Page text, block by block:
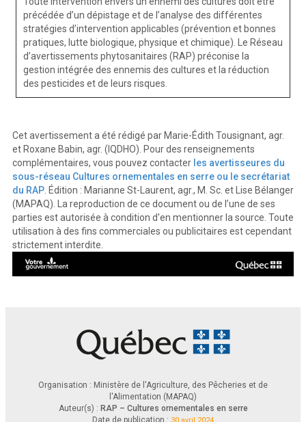
précédée d’un dépistage et de l’analyse des différentes
stratégies d’intervention applicables (prévention et bonnes
pratiques, lutte biologique, physique et chimique). Le Réseau
d’avertissements phytosanitaires (RAP) préconise la
gestion intégrée des ennemis des cultures et la réduction
des pesticides et de leurs risques.
Cet avertissement a été rédigé par Marie-Édith Tousignant, agr.
et Roxane Babin, agr. (IQDHO). Pour des renseignements
complémentaires, vous pouvez contacter les avertisseures du
sous-réseau Cultures ornementales en serre ou le secrétariat
du RAP . Édition : Marianne St-Laurent, agr., M. Sc. et Lise Bélanger
(MAPAQ). La reproduction de ce document ou de l’une de ses
parties est autorisée à condition d'en mentionner la source. Toute
utilisation à des fins commerciales ou publicitaires est cependant
strictement interdite.
Organisation : Ministère de l'Agriculture, des Pêcheries et de
l'Alimentation (MAPAQ)
Auteur(s) : RAP – Cultures ornementales en serre
Date de publication :